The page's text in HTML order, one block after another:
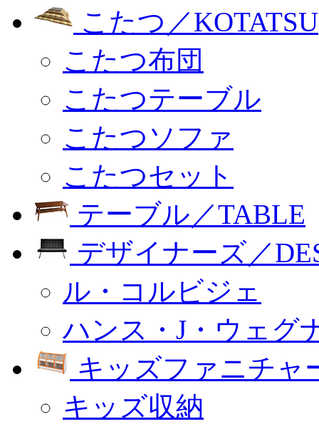
こたつ／KOTATSU
こたつ布団
こたつテーブル
こたつソファ
こたつセット
テーブル／TABLE
デザイナーズ／
ル・コルビジェ
ハンス・J・ウェグ
キッズファニチャ
キッズ収納